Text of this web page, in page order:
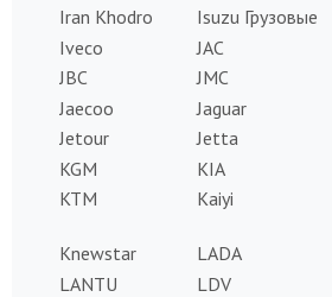
Iran Khodro
Isuzu Грузовые
Iveco
JAC
JBC
JMC
Jaecoo
Jaguar
Jetour
Jetta
KGM
KIA
KTM
Kaiyi
Knewstar
LADA
LANTU
LDV